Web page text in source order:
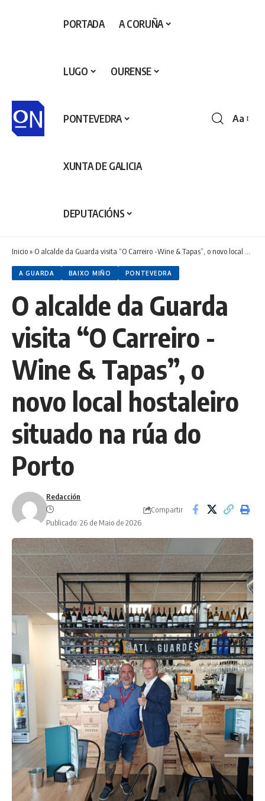
PORTADA A CORUÑA
LUGO OURENSE
PONTEVEDRA
XUNTA DE GALICIA
DEPUTACIÓNS
Aa
Inicio» O alcalde da Guarda visita “O Carreiro -Wine & Tapas”, o novo local hostaleiro situado na rúa do Porto
A GUARDA BAIXO MIÑO PONTEVEDRA
O alcalde da Guarda
visita “O Carreiro -
Wine & Tapas”, o
novo local hostaleiro
situado na rúa do
Porto
Redacción
Publicado: 26 de Maio de 2026
Compartir